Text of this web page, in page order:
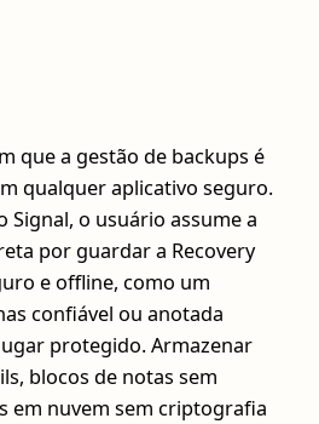
que a gestão de backups é
qualquer aplicativo seguro.
Signal, o usuário assume a
por guardar a Recovery
e offline, como um
confiável ou anotada
protegido. Armazenar
blocos de notas sem
em nuvem sem criptografia